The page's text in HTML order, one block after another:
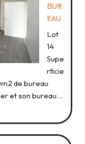
BUR
EAU
Lot
14
Supe
rficie
de bureau
et son bureau…